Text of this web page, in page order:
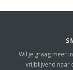
Wil je graag meer
vrijblijvend naar